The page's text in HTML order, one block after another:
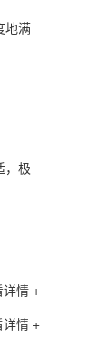
地满
，极
详情 +
详情 +